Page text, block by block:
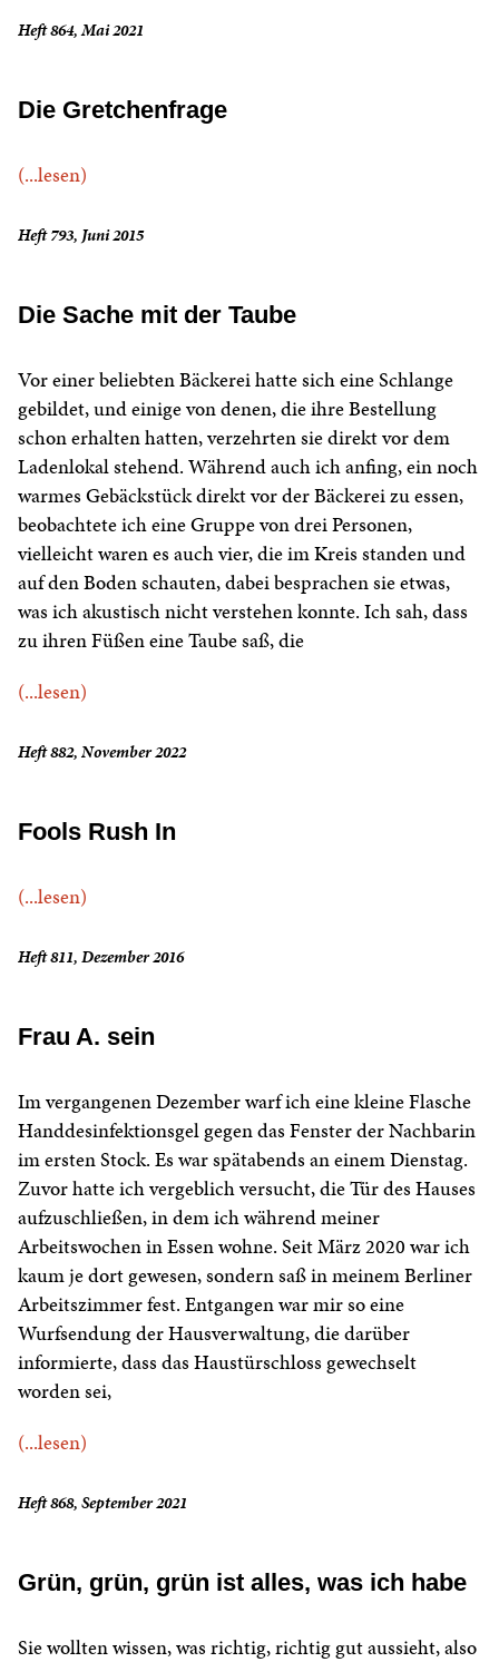
Heft 864, Mai 2021
Die Gretchenfrage
(...lesen)
Heft 793, Juni 2015
Die Sache mit der Taube
Vor einer beliebten Bäckerei hatte sich eine Schlange
gebildet, und einige von denen, die ihre Bestellung
schon erhalten hatten, verzehrten sie direkt vor dem
Ladenlokal stehend. Während auch ich anfing, ein noch
warmes Gebäckstück direkt vor der Bäckerei zu essen,
beobachtete ich eine Gruppe von drei Personen,
vielleicht waren es auch vier, die im Kreis standen und
auf den Boden schauten, dabei besprachen sie etwas,
was ich akustisch nicht verstehen konnte. Ich sah, dass
zu ihren Füßen eine Taube saß, die
(...lesen)
Heft 882, November 2022
Fools Rush In
(...lesen)
Heft 811, Dezember 2016
Frau A. sein
Im vergangenen Dezember warf ich eine kleine Flasche
Handdesinfektionsgel gegen das Fenster der Nachbarin
im ersten Stock. Es war spätabends an einem Dienstag.
Zuvor hatte ich vergeblich versucht, die Tür des Hauses
aufzuschließen, in dem ich während meiner
Arbeitswochen in Essen wohne. Seit März 2020 war ich
kaum je dort gewesen, sondern saß in meinem Berliner
Arbeitszimmer fest. Entgangen war mir so eine
Wurfsendung der Hausverwaltung, die darüber
informierte, dass das Haustürschloss gewechselt
worden sei,
(...lesen)
Heft 868, September 2021
Grün, grün, grün ist alles, was ich habe
Sie wollten wissen, was richtig, richtig gut aussieht, also